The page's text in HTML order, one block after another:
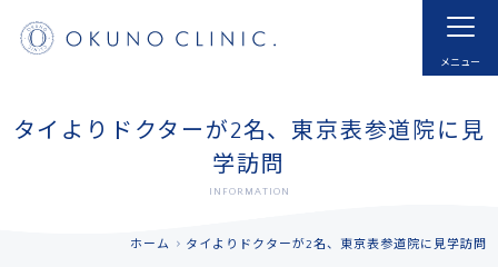
ホーム
はじめての方へ モヤモヤ血管とは
タイよりドクターが2名、東京表参道院に見
学訪問
INFORMATION
ホーム タイよりドクターが2名、東京表参道院に見学訪問